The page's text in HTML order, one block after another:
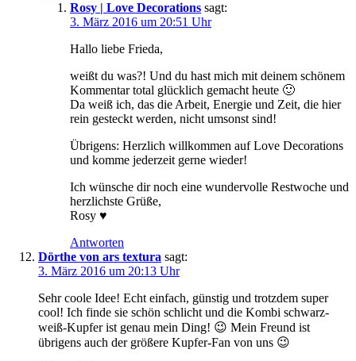
Rosy | Love Decorations sagt:
3. März 2016 um 20:51 Uhr
Hallo liebe Frieda,
weißt du was?! Und du hast mich mit deinem schönem
Kommentar total glücklich gemacht heute 🙂
Da weiß ich, das die Arbeit, Energie und Zeit, die hier
rein gesteckt werden, nicht umsonst sind!
Übrigens: Herzlich willkommen auf Love Decorations
und komme jederzeit gerne wieder!
Ich wünsche dir noch eine wundervolle Restwoche und
herzlichste Grüße,
Rosy ♥
Antworten
Dörthe von ars textura sagt:
3. März 2016 um 20:13 Uhr
Sehr coole Idee! Echt einfach, günstig und trotzdem super
cool! Ich finde sie schön schlicht und die Kombi schwarz-
weiß-Kupfer ist genau mein Ding! 😉 Mein Freund ist
übrigens auch der größere Kupfer-Fan von uns 😉